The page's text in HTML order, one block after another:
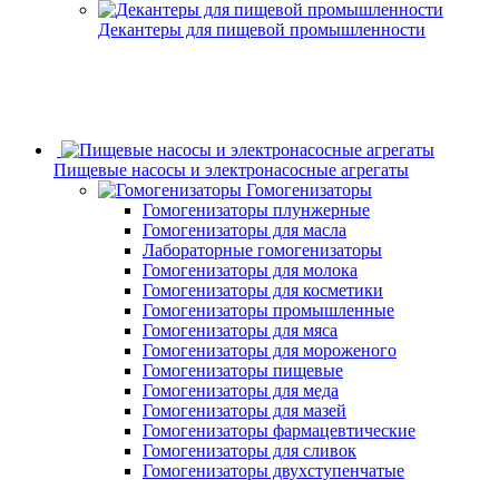
Декантеры для пищевой промышленности
Пищевые насосы и электронасосные агрегаты
Гомогенизаторы
Гомогенизаторы плунжерные
Гомогенизаторы для масла
Лабораторные гомогенизаторы
Гомогенизаторы для молока
Гомогенизаторы для косметики
Гомогенизаторы промышленные
Гомогенизаторы для мяса
Гомогенизаторы для мороженого
Гомогенизаторы пищевые
Гомогенизаторы для меда
Гомогенизаторы для мазей
Гомогенизаторы фармацевтические
Гомогенизаторы для сливок
Гомогенизаторы двухступенчатые